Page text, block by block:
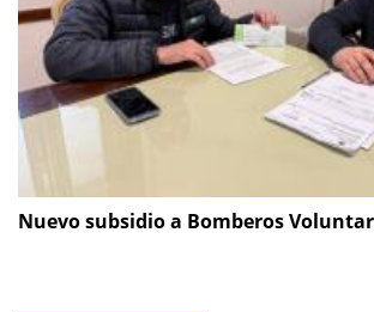
Nuevo subsidio a Bomberos